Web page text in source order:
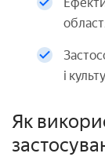
і
Як